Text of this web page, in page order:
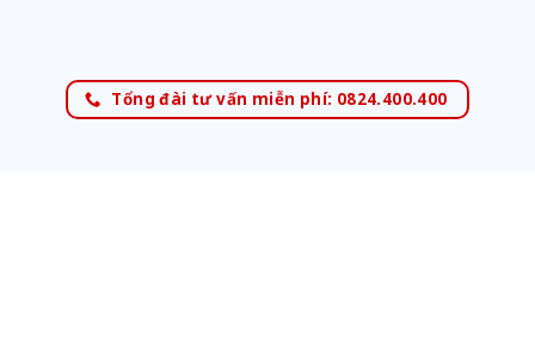
Tổng đài tư vấn miễn phí: 0824.400.400